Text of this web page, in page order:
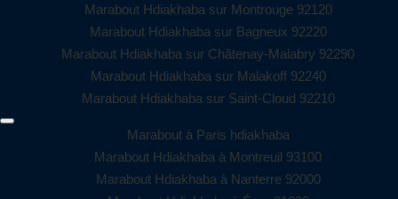
Marabout Hdiakhaba sur Montrouge 92120
Marabout Hdiakhaba sur Bagneux 92220
Marabout Hdiakhaba sur Châtenay-Malabry 92290
Marabout Hdiakhaba sur Malakoff 92240
Marabout Hdiakhaba sur Saint-Cloud 92210
Marabout à Paris hdiakhaba
Marabout Hdiakhaba à Montreuil 93100
Marabout Hdiakhaba à Nanterre 92000